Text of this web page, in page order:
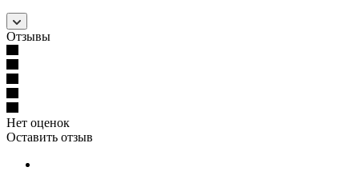
Отзывы
Нет оценок
Оставить отзыв